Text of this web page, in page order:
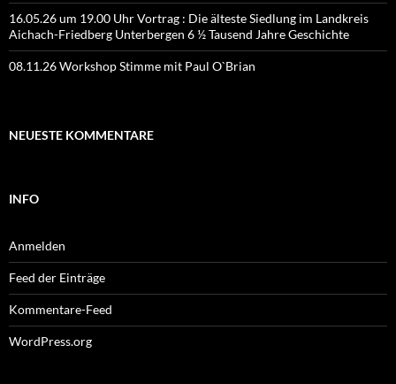
16.05.26 um 19.00 Uhr Vortrag : Die älteste Siedlung im Landkreis
Aichach-Friedberg Unterbergen 6 ½ Tausend Jahre Geschichte
08.11.26 Workshop Stimme mit Paul O`Brian
NEUESTE KOMMENTARE
INFO
Anmelden
Feed der Einträge
Kommentare-Feed
WordPress.org